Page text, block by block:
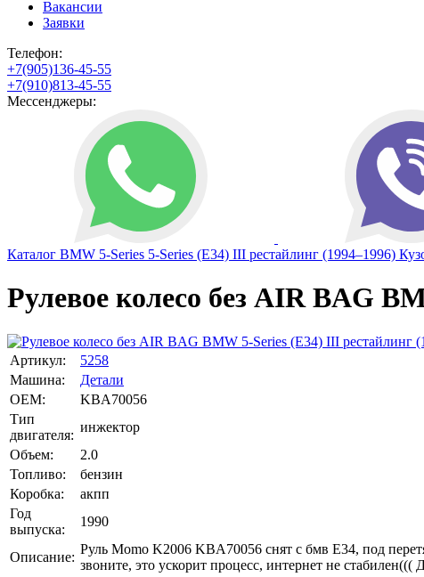
Вакансии
Заявки
Телефон:
+7(905)136-45-55
+7(910)813-45-55
Мессенджеры:
Каталог BMW 5-Series 5-Series (E34) III рестайлинг (1994–1996)
Рулевое колесо без AIR BAG
Артикул:
5258
Машина:
Детали
OEM:
KBA70056
Тип
двигателя:
инжектор
Объем:
2.0
Топливо:
бензин
Коробка:
акпп
Год
выпуска:
1990
Описание:
Руль Momo K2006 KBA70056 снят с бмв Е34, под
звоните, это ускорит процесс, интернет не стабилен(((